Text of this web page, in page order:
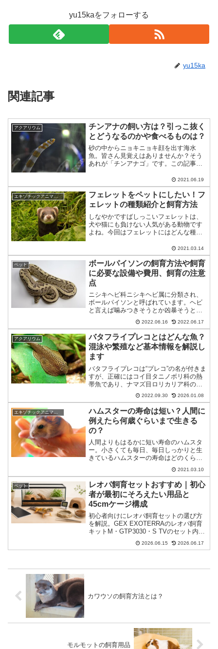
yu15kaをフォローする
yu15ka
関連記事
アクアリウム
チンアナの飼い方は？引っこ抜く
とどうなるのかや食べるものは？
砂の中からニョキニョキ顔を出す海水
魚。皆さん見覚えはありませんか？そう
あれが「チンアナゴ」です。この記事で
う疑問点について解説していきたいと思
います。スポンサードリンク
(adsbygoogle = wi...
2021.06.19
エキゾチックアニマル(小動物)
フェレットをペットにしたい！フ
ェレットの種類紹介と飼育方法
しなやかですばしっこいフェレットは、
犬や猫にも負けない人気がある動物です
よね。今回はフェレットにはどんな種類
いてご紹介したいと思います。スポンサ
ードリンク (adsbygoogle = window.ad...
2021.03.14
ペット
ボールパイソンの飼育方法や飼育
に必要な設備や費用、飼育の注意
点
ニシキヘビ科ニシキヘビ属に分類され、
ボールパイソンと呼ばれています。ヘビ
と言えば噛みつきそうとか凶暴そうと思
われますが、ボールパイソンはとても大
人しくハンドリングも容易にできとても
可愛いです。そんなボールパイソンの飼
育方法や設備など、飼育を...
2022.06.16 2022.06.17
アクアリウム
バタフライプレコとはどんな魚？
混泳や繁殖など基本情報を解説し
ます
バタフライプレコは“プレコ”の名が付きま
すが、正確にはコイ目タニノボリ科の熱
帯魚であり、ナマズ目ロリカリア科のプ
レコとは分類上全く異なる魚です。その
風貌は海水魚のエイに似ており、扁平上
の胸ビレ・脂ビレなどを使い岩や流木な
どに身体全体でピッタ...
2022.09.30 2026.01.08
ハムスターの寿命は短い？人間に
例えたら何歳ぐらいまで生きる
の？
人間よりもはるかに短い寿命のハムスタ
ー。小さくても毎日、毎日しっかりと生
きているハムスターの寿命はどのくらい
なのか、人間に例えると何歳ぐらいなの
か、寿命を少しでも伸ばせることができ
るのか調べてみました。スポンサードリ
ンク (adsbygoo...
2021.03.10
ペット
レオパ飼育セットおすすめ｜初心
者が最初にそろえたい用品と
45cmケージ構成
初心者向けにレオパ飼育セットの選び方
を解説。GEX EXOTERRAのレオパ飼育
キットM・GTP3030・S TVのセット内容
や、お迎え前に必要なケージ、ヒータ
ー、温湿度計、床材、水入れ、餌などを
2026.06.15 2026.06.17
カワウソの飼育方法とは？
モルモットの飼育用品